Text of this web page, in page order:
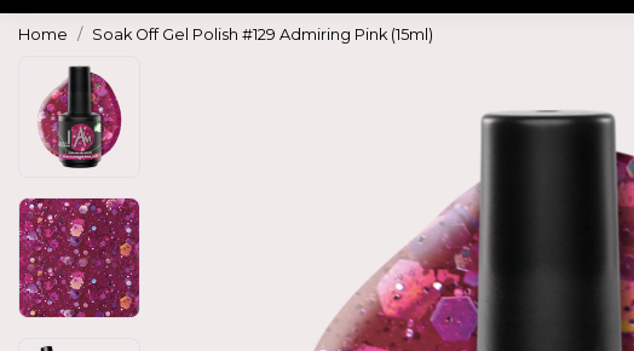
Home Soak Off Gel Polish #129 Admiring Pink (15ml)